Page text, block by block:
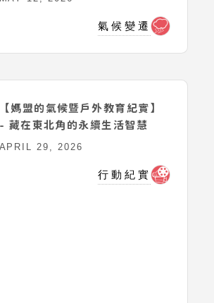
氣候變遷